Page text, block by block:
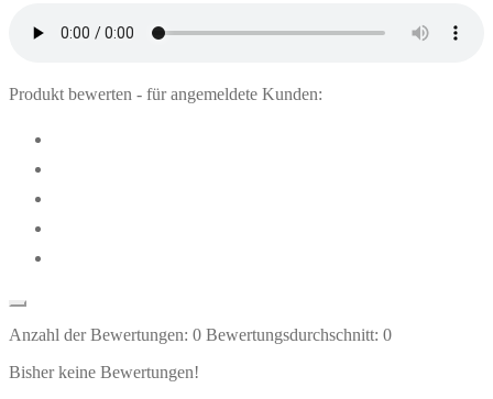
Produkt bewerten - für angemeldete Kunden:
Anzahl der Bewertungen: 0 Bewertungsdurchschnitt: 0
Bisher keine Bewertungen!